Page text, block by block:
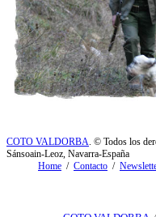
COTO VALDORBA . © Todos los
Sánsoain-Leoz, Navarra-España
Home / Contacto /